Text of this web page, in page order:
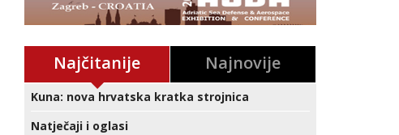
Najčitanije Najnovije
Kuna: nova hrvatska kratka strojnica
Natječaji i oglasi